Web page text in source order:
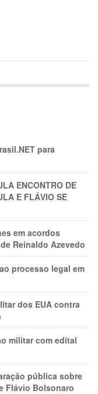
para
ENCONTRO DE
E FLÁVIO SE
em acordos
Reinaldo Azevedo
processo legal em
dos EUA contra
militar com edital
pública sobre
Flávio Bolsonaro